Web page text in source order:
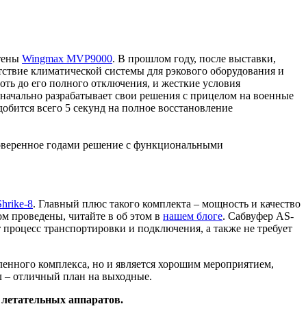
Wingmax MVP9000. В прошлом году, после выставки,
климатической системы для рэкового оборудования и
до его полного отключения, и жесткие условия
разрабатывает свои решения с прицелом на военные
всего 5 секунд на полное восстановление
годами решение с функциональными
8. Главный плюс такого комплекта – мощность и качество
проведены, читайте в об этом в нашем блоге. Сабвуфер AS-
транспортировки и подключения, а также не требует
комплекса, но и является хорошим мероприятием,
– отличный план на выходные.
аппаратов.